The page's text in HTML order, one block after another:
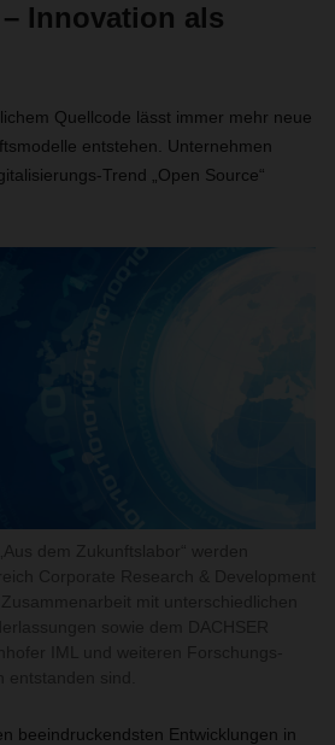
Innovation als
Quellcode lässt immer mehr neue
entstehen. Unternehmen
Trend „Open Source“
beeindruckendsten Entwicklungen in